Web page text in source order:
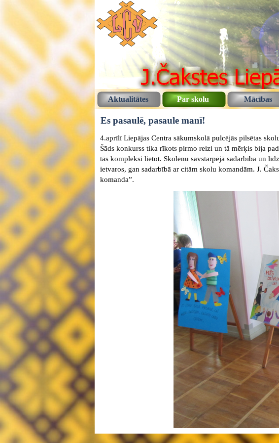
Aktualitātes Par skolu Mācības
Es pasaulē, pasaule manī!
4.aprīlī Liepājas Centra sākumskolā pulcējās pilsētas
Šāds konkurss tika rīkots pirmo reizi un tā mērķis bija
tās kompleksi lietot. Skolēnu savstarpējā sadarbība un
ietvaros, gan sadarbībā ar citām skolu komandām. J.
komanda”.